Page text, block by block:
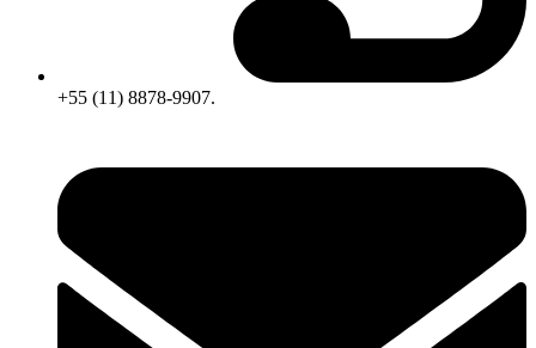
+55 (11) 8878-9907.